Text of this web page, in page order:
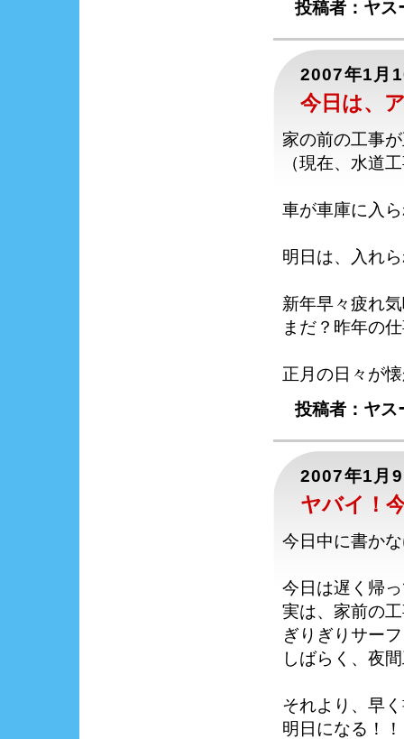
投稿者：ヤ
2007年1月
今日は、
家の前の工事
（現在、水道
車が車庫に入
明日は、入れ
新年早々疲れ
まだ？昨年の
正月の日々が
投稿者：ヤ
2007年1月
ヤバイ！
今日中に書か
今日は遅く帰
実は、家前の
ぎりぎりサー
しばらく、夜
それより、早
明日になる！